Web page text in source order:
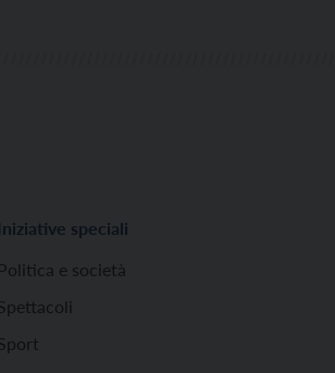
Iniziative speciali
Politica e società